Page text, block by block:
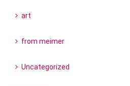
art
from meimer
Uncategorized